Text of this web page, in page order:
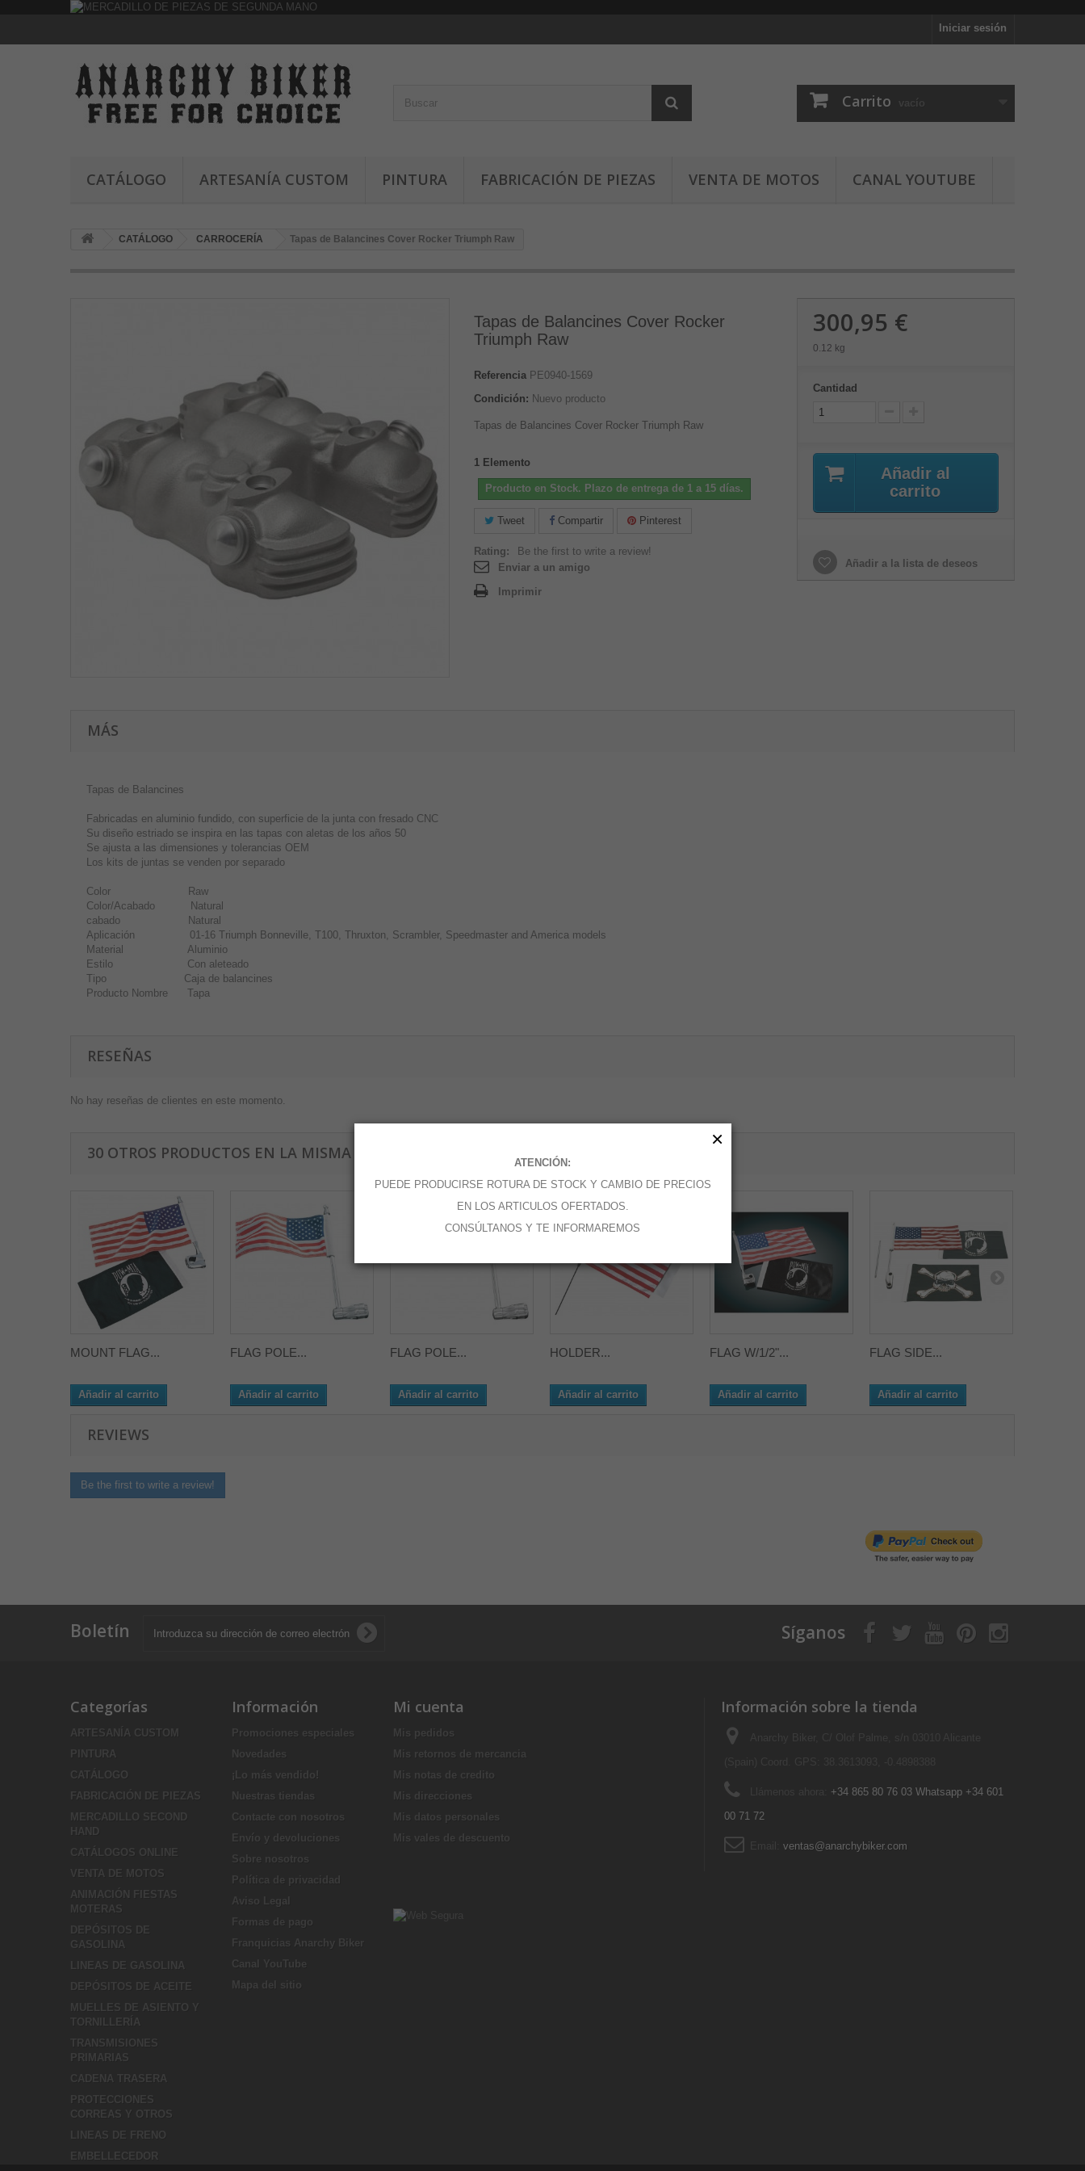
Iniciar sesión
Carrito vacío
CATÁLOGO ARTESANÍA CUSTOM PINTURA FABRICACIÓN DE PIEZAS VENTA DE MOTOS CANAL YOUTUBE
CATÁLOGO CARROCERÍA Tapas de Balancines Cover Rocker Triumph Raw
Tapas de Balancines Cover Rocker
Triumph Raw
Referencia PE0940-1569
Condición: Nuevo producto
Tapas de Balancines Cover Rocker Triumph Raw
1 Elemento
Producto en Stock. Plazo de entrega de 1 a 15 días.
Tweet Compartir Pinterest
Rating:
Be the first to write a review!
Enviar a un amigo
Imprimir
300,95 €
0.12 kg
Cantidad
Añadir al
carrito
Añadir a la lista de deseos
MÁS
Tapas de Balancines
Fabricadas en aluminio fundido, con superficie de la junta con fresado CNC
Su diseño estriado se inspira en las tapas con aletas de los años 50
Se ajusta a las dimensiones y tolerancias OEM
Los kits de juntas se venden por separado
Color Raw
Color/Acabado Natural
cabado Natural
Aplicación 01-16 Triumph Bonneville, T100, Thruxton, Scrambler, Speedmaster and America models
Material Aluminio
Estilo Con aleteado
Tipo Caja de balancines
Producto Nombre Tapa
RESEÑAS
No hay reseñas de clientes en este momento.
30 OTROS PRODUCTOS EN LA MISMA CATEGORÍA:
MOUNT FLAG...
Añadir al carrito
FLAG POLE...
Añadir al carrito
FLAG POLE...
Añadir al carrito
HOLDER...
Añadir al carrito
FLAG W/1/2"...
Añadir al carrito
FLAG SIDE...
Añadir al carrito
REVIEWS
Be the first to write a review!
Boletín Síganos
Categorías
ARTESANÍA CUSTOM
PINTURA
CATÁLOGO
FABRICACIÓN DE PIEZAS
MERCADILLO SECOND
HAND
CATÁLOGOS ONLINE
VENTA DE MOTOS
ANIMACIÓN FIESTAS
MOTERAS
DEPÓSITOS DE
GASOLINA
LINEAS DE GASOLINA
DEPÓSITOS DE ACEITE
MUELLES DE ASIENTO Y
TORNILLERÍA
TRANSMISIONES
PRIMARIAS
CADENA TRASERA
PROTECCIONES
CORREAS Y OTROS
LINEAS DE FRENO
EMBELLECEDOR
Información
Promociones especiales
Novedades
¡Lo más vendido!
Nuestras tiendas
Contacte con nosotros
Envío y devoluciones
Sobre nosotros
Política de privacidad
Aviso Legal
Formas de pago
Franquicias Anarchy Biker
Canal YouTube
Mapa del sitio
Mi cuenta
Mis pedidos
Mis retornos de mercancia
Mis notas de credito
Mis direcciones
Mis datos personales
Mis vales de descuento
Información sobre la tienda
+34 865 80 76 03 Whatsapp +34 601
00 71 72
ventas@anarchybiker.com
ATENCIÓN:
PUEDE PRODUCIRSE ROTURA DE STOCK Y CAMBIO DE PRECIOS
EN LOS ARTICULOS OFERTADOS.
CONSÚLTANOS Y TE INFORMAREMOS
×